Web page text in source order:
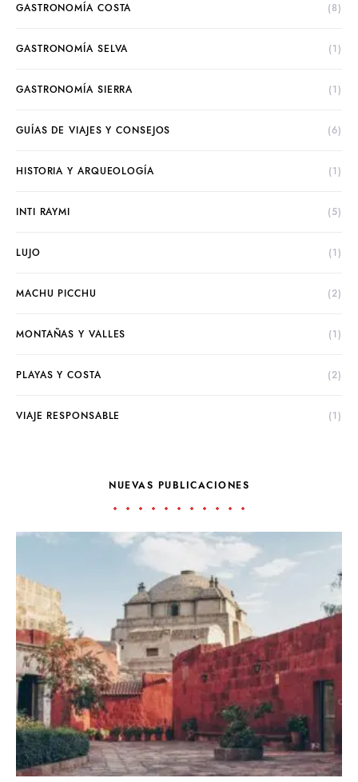
GASTRONOMÍA COSTA (8)
GASTRONOMÍA SELVA (1)
GASTRONOMÍA SIERRA (1)
GUÍAS DE VIAJES Y CONSEJOS (6)
HISTORIA Y ARQUEOLOGÍA (1)
INTI RAYMI (5)
LUJO (1)
MACHU PICCHU (2)
MONTAÑAS Y VALLES (1)
PLAYAS Y COSTA (2)
VIAJE RESPONSABLE (1)
NUEVAS PUBLICACIONES